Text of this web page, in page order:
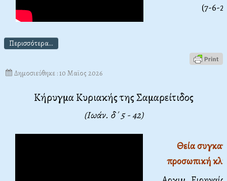
(7-6-
Περισσότερα...
Δημοσιεύθηκε : 10 Μαϊος 2026
Κήρυγμα Κυριακής της Σαμαρείτιδος
(Ιωάν. δ΄ 5 - 42)
Θεία
προσωπική